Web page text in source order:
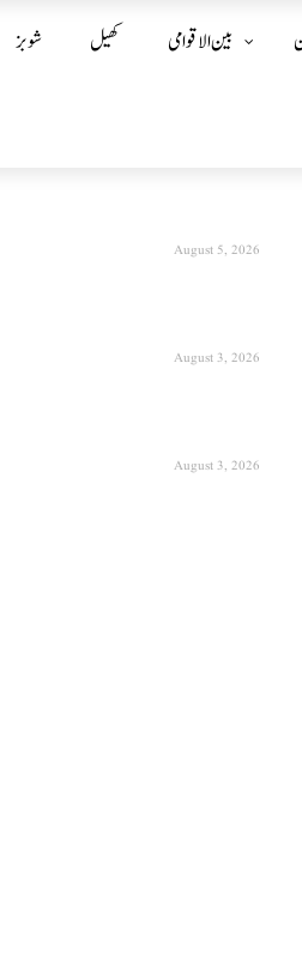
شوبز کھیل بین الا قوامی
August 5, 2026
August 3, 2026
August 3, 2026